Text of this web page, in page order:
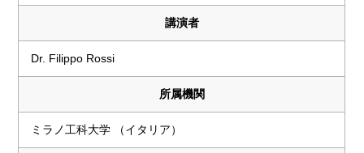
講演者
Dr. Filippo Rossi
所属機関
ミラノ工科大学 （イタリア）